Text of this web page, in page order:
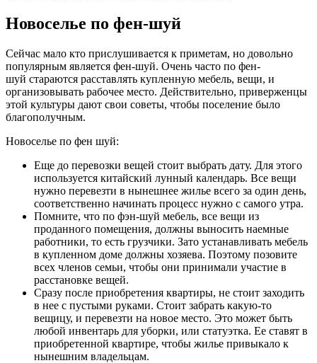
Новоселье по фен-шуй
Сейчас мало кто прислушивается к приметам, но довольно
популярным является фен-шуй. Очень часто по фен-
шуй стараются расставлять купленную мебель, вещи, и
организовывать рабочее место. Действительно, приверженцы
этой культуры дают свои советы, чтобы поселение было
благополучным.
Новоселье по фен шуй:
Еще до перевозки вещей стоит выбрать дату. Для этого
используется китайский лунный календарь. Все вещи
нужно перевезти в нынешнее жилье всего за один день,
соответственно начинать процесс нужно с самого утра.
Помните, что по фэн-шуй мебель, все вещи из
проданного помещения, должны выносить наемные
работники, то есть грузчики. Зато устанавливать мебель
в купленном доме должны хозяева. Поэтому позовите
всех членов семьи, чтобы они принимали участие в
расстановке вещей.
Сразу после приобретения квартиры, не стоит заходить
в нее с пустыми руками. Стоит забрать какую-то
вещицу, и перевезти на новое место. Это может быть
любой инвентарь для уборки, или статуэтка. Ее ставят в
приобретенной квартире, чтобы жилье привыкало к
нынешним владельцам.